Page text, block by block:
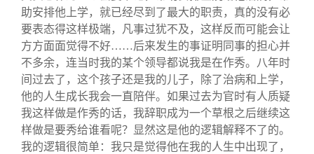
助安排他上学，就已经尽到了最大的职责，真的没有必
要表态得这样极端，凡事过犹不及，这样反而可能会让
方方面面觉得不好……后来发生的事证明同事的担心并
不多余，连当时我的某个领导都说我是在作秀。八年时
间过去了，这个孩子还是我的儿子，除了治病和上学，
他的人生成长我会一直陪伴。如果过去为官时有人质疑
我这样做是作秀的话，我辞职成为一个草根之后继续这
样做是要秀给谁看呢？显然这是他的逻辑解释不了的。
我的逻辑很简单：我只是觉得他在我的人生中出现了，